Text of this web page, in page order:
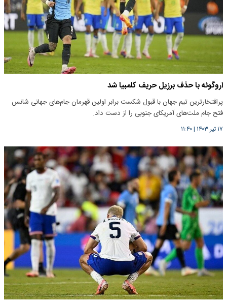
اروگوئه با حذف برزیل حریف کلمبیا شد
پرافتخارترین تیم جهان با قبول شکست برابر اولین قهرمان جام‌های جهانی شانس
فتح جام ملت‌های آمریکای جنوبی را از دست داد.
۱۷ تیر ۱۴۰۳ |۱۱:۴۰